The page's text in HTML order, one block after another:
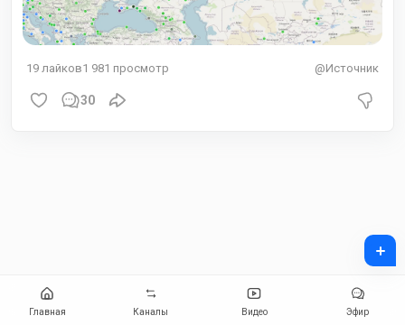
19 лайков1 981 просмотр @Источник
30
Главная Каналы Видео Эфир
+